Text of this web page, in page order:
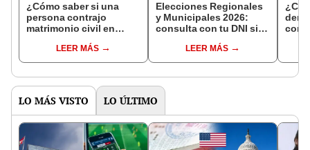
¿Cómo saber si una
persona contrajo
matrimonio civil en
LEER MÁS
Elecciones Regionales
y Municipales 2026:
consulta con tu DNI si
de mesa para este 4 de
octubre en el link oficial
LEER MÁS
con
LO MÁS VISTO LO ÚLTIMO